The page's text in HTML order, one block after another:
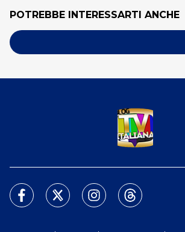
POTREBBE INTERESSARTI ANCHE